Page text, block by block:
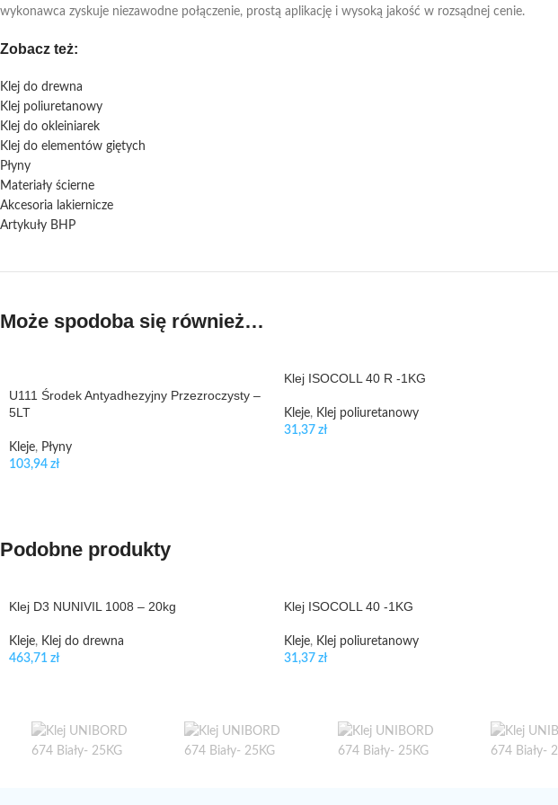
wykonawca zyskuje niezawodne połączenie, prostą aplikację i wysoką jakość w rozsądnej cenie.
Zobacz też:
Klej do drewna
Klej poliuretanowy
Klej do okleiniarek
Klej do elementów giętych
Płyny
Materiały ścierne
Akcesoria lakiernicze
Artykuły BHP
Może spodoba się również…
U111 Środek Antyadhezyjny Przezroczysty –
5LT
Kleje, Płyny
103,94 zł
Klej ISOCOLL 40 R -1KG
Kleje, Klej poliuretanowy
31,37 zł
Podobne produkty
Klej D3 NUNIVIL 1008 – 20kg
Kleje, Klej do drewna
463,71 zł
Klej ISOCOLL 40 -1KG
Kleje, Klej poliuretanowy
31,37 zł